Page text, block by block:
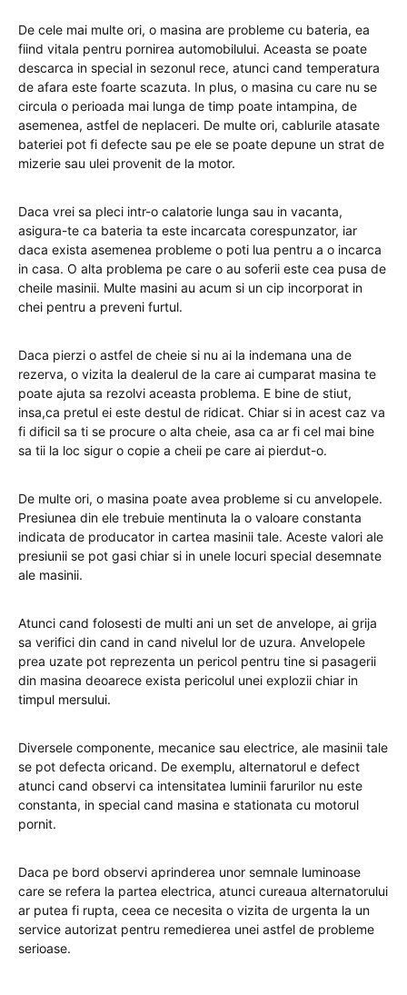
De cele mai multe ori, o masina are probleme cu bateria, ea
fiind vitala pentru pornirea automobilului. Aceasta se poate
descarca in special in sezonul rece, atunci cand temperatura
de afara este foarte scazuta. In plus, o masina cu care nu se
circula o perioada mai lunga de timp poate intampina, de
asemenea, astfel de neplaceri. De multe ori, cablurile atasate
bateriei pot fi defecte sau pe ele se poate depune un strat de
mizerie sau ulei provenit de la motor.
Daca vrei sa pleci intr-o calatorie lunga sau in vacanta,
asigura-te ca bateria ta este incarcata corespunzator, iar
daca exista asemenea probleme o poti lua pentru a o incarca
in casa. O alta problema pe care o au soferii este cea pusa de
cheile masinii. Multe masini au acum si un cip incorporat in
chei pentru a preveni furtul.
Daca pierzi o astfel de cheie si nu ai la indemana una de
rezerva, o vizita la dealerul de la care ai cumparat masina te
poate ajuta sa rezolvi aceasta problema. E bine de stiut,
insa,ca pretul ei este destul de ridicat. Chiar si in acest caz va
fi dificil sa ti se procure o alta cheie, asa ca ar fi cel mai bine
sa tii la loc sigur o copie a cheii pe care ai pierdut-o.
De multe ori, o masina poate avea probleme si cu anvelopele.
Presiunea din ele trebuie mentinuta la o valoare constanta
indicata de producator in cartea masinii tale. Aceste valori ale
presiunii se pot gasi chiar si in unele locuri special desemnate
ale masinii.
Atunci cand folosesti de multi ani un set de anvelope, ai grija
sa verifici din cand in cand nivelul lor de uzura. Anvelopele
prea uzate pot reprezenta un pericol pentru tine si pasagerii
din masina deoarece exista pericolul unei explozii chiar in
timpul mersului.
Diversele componente, mecanice sau electrice, ale masinii tale
se pot defecta oricand. De exemplu, alternatorul e defect
atunci cand observi ca intensitatea luminii farurilor nu este
constanta, in special cand masina e stationata cu motorul
pornit.
Daca pe bord observi aprinderea unor semnale luminoase
care se refera la partea electrica, atunci cureaua alternatorului
ar putea fi rupta, ceea ce necesita o vizita de urgenta la un
service autorizat pentru remedierea unei astfel de probleme
serioase.